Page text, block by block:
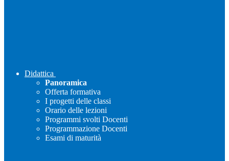
Didattica
Panoramica
Offerta formativa
I progetti delle classi
Orario delle lezioni
Programmi svolti Docenti
Programmazione Docenti
Esami di maturità